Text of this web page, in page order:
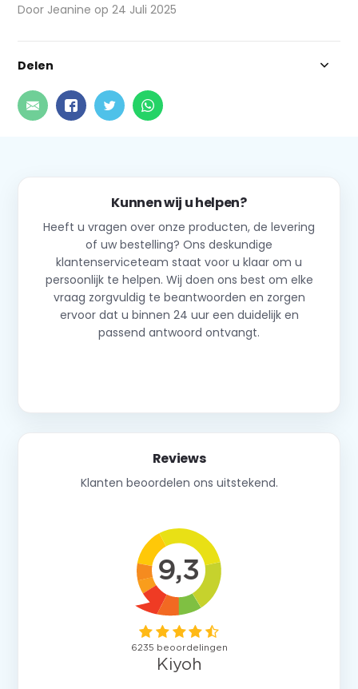
Door Jeanine op 24 Juli 2025
Delen
Kunnen wij u helpen?
Heeft u vragen over onze producten, de levering
of uw bestelling? Ons deskundige
klantenserviceteam staat voor u klaar om u
persoonlijk te helpen. Wij doen ons best om elke
vraag zorgvuldig te beantwoorden en zorgen
ervoor dat u binnen 24 uur een duidelijk en
passend antwoord ontvangt.
Reviews
Klanten beoordelen ons uitstekend.